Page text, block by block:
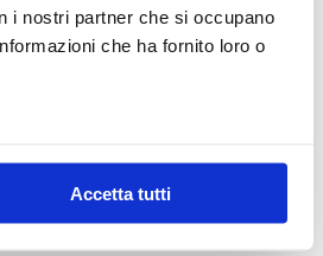
i nostri partner che si occupano
che ha fornito loro o
Accetta tutti